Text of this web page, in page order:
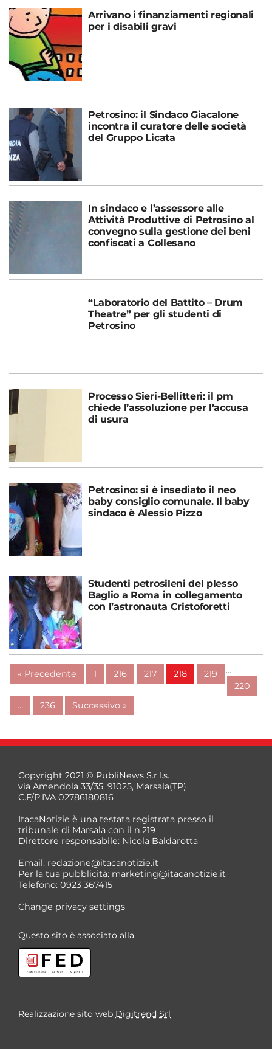
Arrivano i finanziamenti regionali
per i disabili gravi
Petrosino: il Sindaco Giacalone
incontra il curatore delle società
del Gruppo Licata
In sindaco e l’assessore alle
Attività Produttive di Petrosino al
convegno sulla gestione dei beni
confiscati a Collesano
“Laboratorio del Battito – Drum
Theatre” per gli studenti di
Petrosino
Processo Sieri-Bellitteri: il pm
chiede l’assoluzione per l’accusa
di usura
Petrosino: si è insediato il neo
baby consiglio comunale. Il baby
sindaco è Alessio Pizzo
Studenti petrosileni del plesso
Baglio a Roma in collegamento
con l’astronauta Cristoforetti
« Precedente 1 …
216 217 218
219
220
…
236 Successivo »
Copyright 2021 © PubliNews S.r.l.s.
via Amendola 33/35, 91025, Marsala(TP)
C.F/P.IVA 02786180816
ItacaNotizie è una testata registrata presso il
tribunale di Marsala con il n.219
Direttore responsabile: Nicola Baldarotta
Email: redazione@itacanotizie.it
Per la tua pubblicità: marketing@itacanotizie.it
Telefono: 0923 367415
Change privacy settings
Questo sito è associato alla
Realizzazione sito web Digitrend Srl